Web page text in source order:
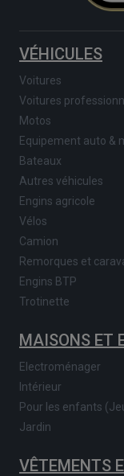
VÉHICULES
Voitures
Voitures
Motos
Equipement auto &
Bateaux
Autres véhicules
Engins agricole
Vélos
Camion
Remorques et
Engins BTP
Trotinette
MAISONS ET
Electroménager
Intérieur
Pour les enfants
Jardin
VÊTEMENTS